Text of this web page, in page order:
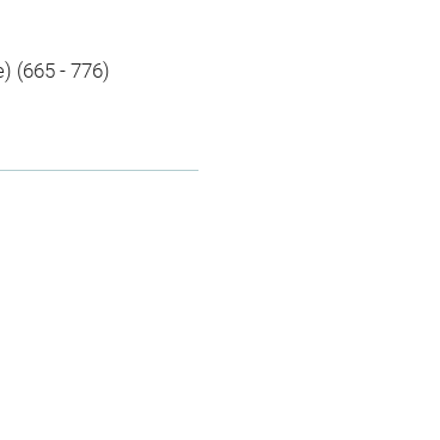
(665 - 776)